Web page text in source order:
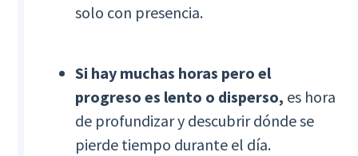
solo con presencia.
Si hay muchas horas pero el
progreso es lento o disperso, es hora
de profundizar y descubrir dónde se
pierde tiempo durante el día.